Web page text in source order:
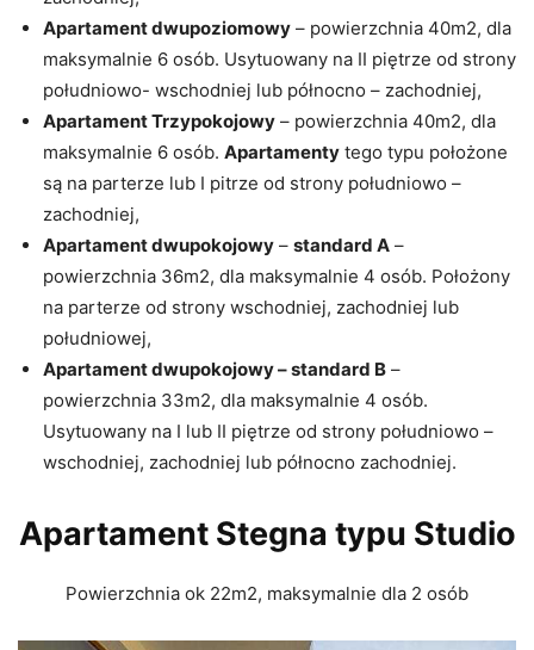
Apartament dwupoziomowy – powierzchnia 40m2, dla
maksymalnie 6 osób. Usytuowany na II piętrze od strony
południowo- wschodniej lub północno – zachodniej,
Apartament Trzypokojowy – powierzchnia 40m2, dla
maksymalnie 6 osób. Apartamenty tego typu położone
są na parterze lub I pitrze od strony południowo –
zachodniej,
Apartament dwupokojowy – standard A –
powierzchnia 36m2, dla maksymalnie 4 osób. Położony
na parterze od strony wschodniej, zachodniej lub
południowej,
Apartament dwupokojowy – standard B –
powierzchnia 33m2, dla maksymalnie 4 osób.
Usytuowany na I lub II piętrze od strony południowo –
wschodniej, zachodniej lub północno zachodniej.
Apartament Stegna typu Studio
Powierzchnia ok 22m2, maksymalnie dla 2 osób